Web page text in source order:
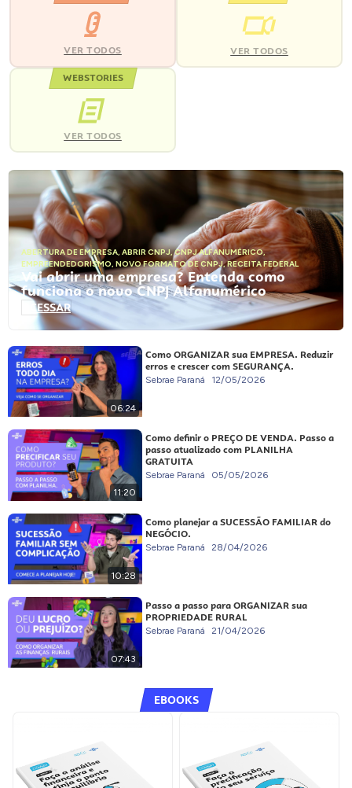
VER TODOS VER TODOS
WEBSTORIES
VER TODOS
ABERTURA DE EMPRESA, ABRIR CNPJ,CNPJ ALFANUMÉRICO,
EMPREENDEDORISMO, NOVO FORMATO DE CNPJ,RECEITA FEDERAL
Vai abrir uma empresa? Entenda como
funciona o novo CNPJ Alfanumérico
ACESSAR
06:24
Como ORGANIZAR sua EMPRESA. Reduzir
erros e crescer com SEGURANÇA.
Sebrae Paraná 12/05/2026
11:20
Como definir o PREÇO DE VENDA. Passo a
passo atualizado com PLANILHA
GRATUITA
Sebrae Paraná 05/05/2026
10:28
Como planejar a SUCESSÃO FAMILIAR do
NEGÓCIO.
Sebrae Paraná 28/04/2026
07:43
Passo a passo para ORGANIZAR sua
PROPRIEDADE RURAL
Sebrae Paraná 21/04/2026
EBOOKS